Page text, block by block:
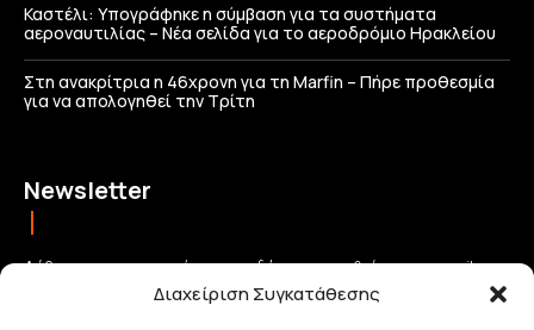
Διαχείριση Συγκατάθεσης
Καστέλι: Υπογράφηκε η σύμβαση για τα συστήματα
αεροναυτιλίας – Νέα σελίδα για το αεροδρόμιο Ηρακλείου
Στη ανακρίτρια η 46χρονη για τη Marfin – Πήρε προθεσμία
για να απολογηθεί την Τρίτη
Newsletter
Λάβετε τις σημαντικότερες ειδήσεις απευθείας στο email σας
και μείνετε πάντα συνδεδεμένοι με την Κρήτη!